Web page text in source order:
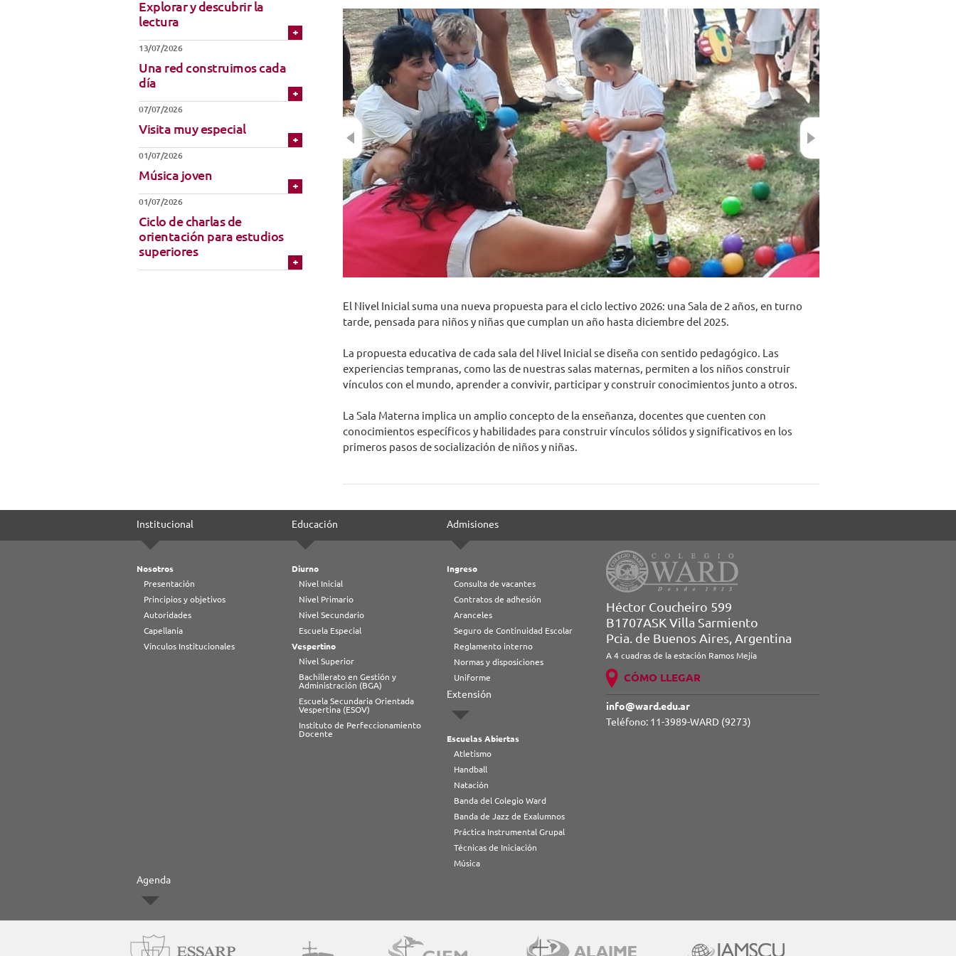
Uniforme
Técnicas de Iniciación
Música
Previous
El Nivel Inicial suma una nueva propuesta para el ciclo lectivo 2026: una Sala de 2 años, en turno
tarde, pensada para niños y niñas que cumplan un año hasta diciembre del 2025.
La propuesta educativa de cada sala del Nivel Inicial se diseña con sentido pedagógico. Las
experiencias tempranas, como las de nuestras salas maternas, permiten a los niños construir
vínculos con el mundo, aprender a convivir, participar y construir conocimientos junto a otros.
La Sala Materna implica un amplio concepto de la enseñanza, docentes que cuenten con
conocimientos específicos y habilidades para construir vínculos sólidos y significativos en los
primeros pasos de socialización de niños y niñas.
Explorar y descubrir la
lectura
13/07/2026
Una red construimos cada
día
07/07/2026
Visita muy especial
01/07/2026
Música joven
01/07/2026
Ciclo de charlas de
orientación para estudios
superiores
Institucional
Nosotros
Presentación
Principios y objetivos
Autoridades
Capellanía
Vínculos Institucionales
Educación
Diurno
Nivel Inicial
Nivel Primario
Nivel Secundario
Escuela Especial
Vespertino
Nivel Superior
Bachillerato en Gestión y
Administración (BGA)
Escuela Secundaria Orientada
Vespertina (ESOV)
Instituto de Perfeccionamiento
Docente
Admisiones
Ingreso
Consulta de vacantes
Contratos de adhesión
Aranceles
Seguro de Continuidad Escolar
Reglamento interno
Normas y disposiciones
Uniforme
Extensión
Escuelas Abiertas
Atletismo
Handball
Natación
Banda del Colegio Ward
Banda de Jazz de Exalumnos
Práctica Instrumental Grupal
Técnicas de Iniciación
Música
Agenda
Héctor Coucheiro 599
B1707ASK Villa Sarmiento
Pcia. de Buenos Aires, Argentina
A 4 cuadras de la estación Ramos Mejía
CÓMO LLEGAR
info@ward.edu.ar
Teléfono: 11-3989-WARD (9273)